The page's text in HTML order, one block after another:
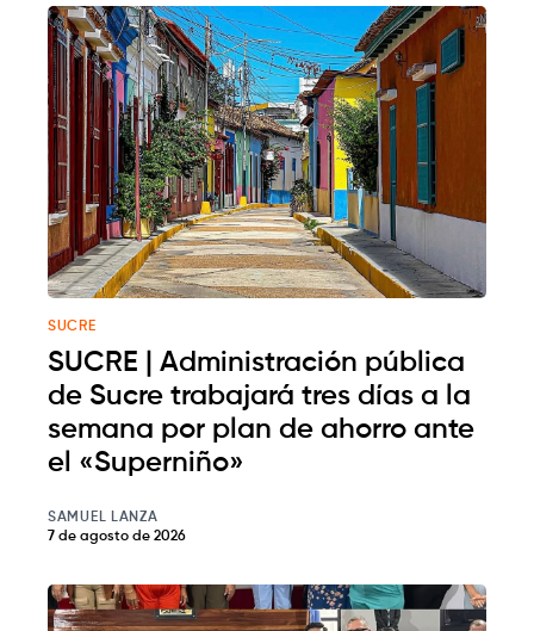
SUCRE
SUCRE | Administración pública
de Sucre trabajará tres días a la
semana por plan de ahorro ante
el «Superniño»
SAMUEL LANZA
7 de agosto de 2026